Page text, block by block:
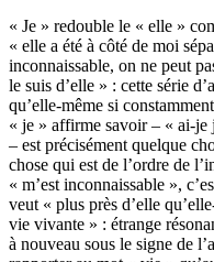
« Je » redouble le « elle »
« elle a été à côté de moi
inconnaissable, on ne peut
le suis d’elle » : cette série
qu’elle-même si
« je » affirme savoir – « ai-je
– est précisément quelque
chose qui est de l’ordre de
« m’est inconnaissable »,
veut « plus près d’elle
vie vivante » : étrange
à nouveau sous le signe de